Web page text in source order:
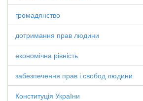
громадянство
дотримання прав людини
економічна рівність
забезпечення прав і свобод людини
Конституція України